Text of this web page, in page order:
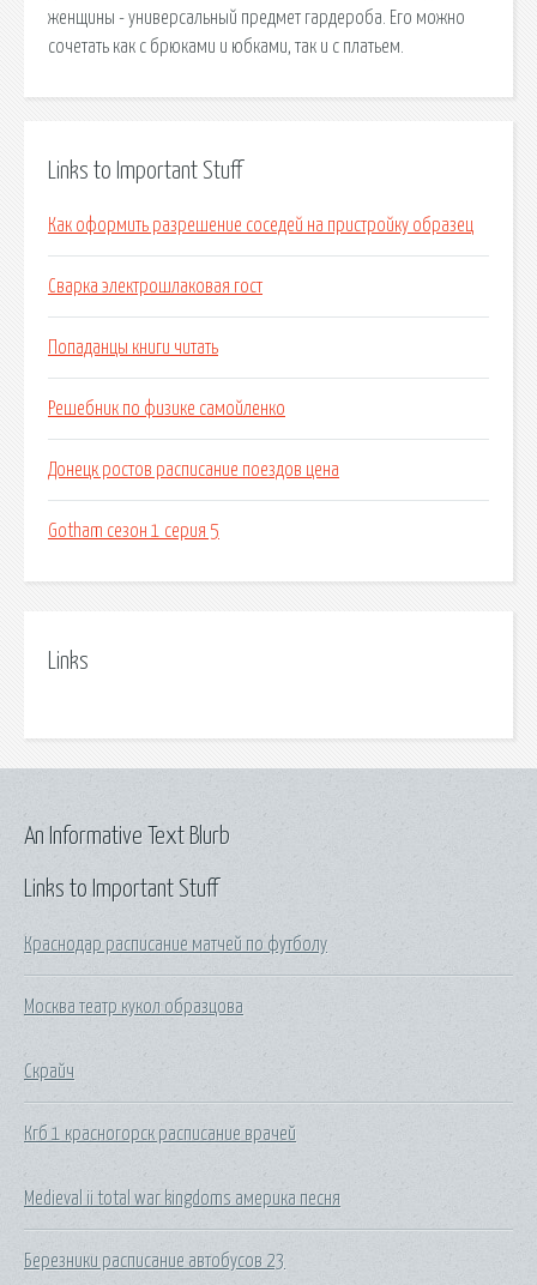
женщины - универсальный предмет гардероба. Его можно
сочетать как с брюками и юбками, так и с платьем.
Links to Important Stuff
Как оформить разрешение соседей на пристройку образец
Сварка электрошлаковая гост
Попаданцы книги читать
Решебник по физике самойленко
Донецк ростов расписание поездов цена
Gotham сезон 1 серия 5
Links
Links to Important Stuff
Краснодар расписание матчей по футболу
Москва театр кукол образцова
Скрайч
Кгб 1 красногорск расписание врачей
Medieval ii total war kingdoms америка песня
Березники расписание автобусов 23
An Informative Text Blurb